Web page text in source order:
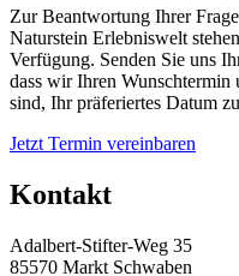
Zur Beantwortung Ihrer
Naturstein Erlebniswelt
Verfügung. Senden Sie uns
dass wir Ihren Wunschtermin
sind, Ihr präferiertes Datum
Jetzt Termin vereinbaren
Kontakt
Adalbert-Stifter-Weg 35
85570 Markt Schwaben